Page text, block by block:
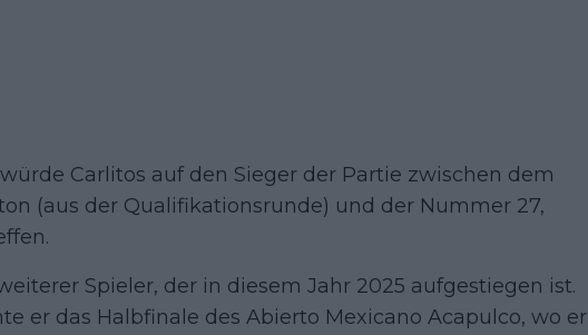
Carlitos auf den Sieger der Partie zwischen dem
(aus der Qualifikationsrunde) und der Nummer 27,
Spieler, der in diesem Jahr 2025 aufgestiegen ist.
er das Halbfinale des Abierto Mexicano Acapulco, wo er